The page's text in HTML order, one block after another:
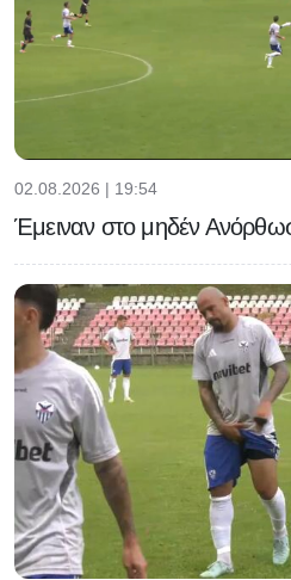
02.08.2026 | 19:54
Έμειναν στο μηδέν